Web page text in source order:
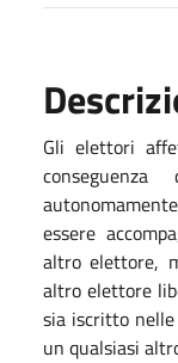
Gli elettori
essere
altro elettore,
altro elettore
sia iscritto
un qualsiasi